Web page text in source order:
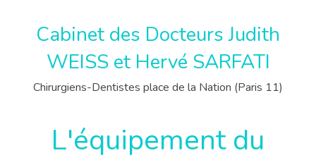
Cabinet des Docteurs Judith
WEISS et Hervé SARFATI
Chirurgiens-Dentistes place de la Nation (Paris 11)
L'équipement du